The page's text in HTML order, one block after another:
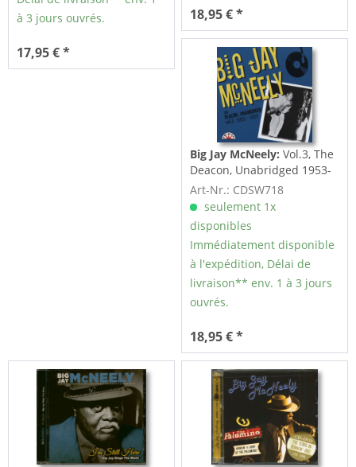
à 3 jours ouvrés.
17,95 € *
18,95 € *
Big Jay McNeely:Vol.3, The
Deacon, Unabridged 1953-
1955
Art-Nr.: CDSW718
seulement 1x
disponibles
Immédiatement disponible
à l'expédition, Délai de
livraison** env. 1 à 3 jours
ouvrés.
18,95 € *